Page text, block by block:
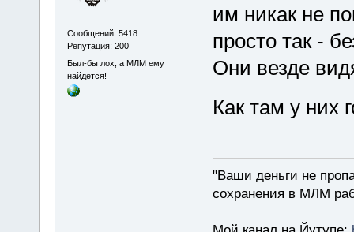
Сообщений: 5418
Репутация: 200
Был-бы лох, а МЛМ ему
найдётся!
им никак не
просто так -
Они везде
Как там у них
"Ваши деньги не
сохранения в МЛМ